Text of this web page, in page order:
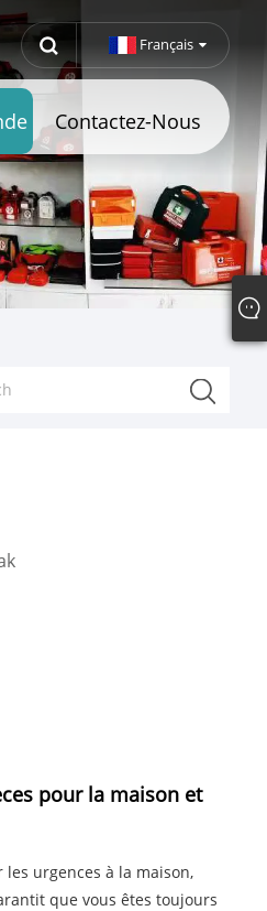
Français
Contactez-Nous
pour la maison et
urgences à la maison,
que vous êtes toujours